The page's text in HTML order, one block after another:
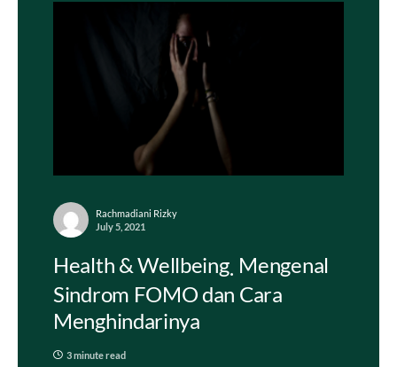
Rachmadiani Rizky
July 5, 2021
Health & Wellbeing Mengenal
Sindrom FOMO dan Cara
Menghindarinya
3 minute read